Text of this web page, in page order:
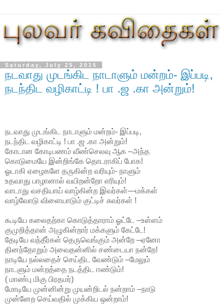
Saturday, July 25, 2015
நடவாது முடங்கிட நாடாளும் மன்றம்- இப்படி,
நடந்திட வழிகாட்டி ! பா .ஜ .கா அன்றும்!
நடவாது முடங்கிட நாடாளும் மன்றம்- இப்படி,
நடந்திட வழிகாட்டி ! பா .ஜ .கா அன்றும்!
கோடான கோடிபணம் வீண்செலவு ஆக –அந்த
கொடுமையே இன்றிங்கே தொடராகிப் போக!
ஓடாகி ஏழைகளே தருகின்ற வரியும்- நாளும்
உதவாது பாழானால் வயிறன்றோ எரியும்!
வாடாது வசதியாய் வாழ்கின்ற இவர்கள்—மக்கள்
வாழ்வோடு விளையாடும் குட்டிச் சுவர்கள் !
கூடியே கலைதற்கா கொடுத்தாராம் ஓட்டே –உள்ளம்
குமுறித்தான் அழுகின்றார் மக்களும் கேட்டே!
தேடியே வந்தீர்கள் தெருவெங்கும் அன்றே –ஏனோ
தினந்தோறும் அவைதன்னில் சண்டையா நன்றே!
நாடியே நல்லதைச் செய்திட வேண்டும் –மேலும்
நாடளும் மன்றத்தை நடத்திட ஈண்டும்!
( மாண்பு மிகு பிரதமர்)
மோடியே முன்னின்று முயன்றிடல் நன்றாம் –நாடு
முன்னேற செய்வதில் முக்கிய ஒன்றாம்!